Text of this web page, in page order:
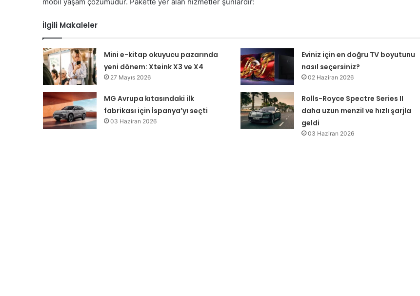
İlgili Makaleler
Mini e-kitap okuyucu pazarında
yeni dönem: Xteink X3 ve X4
27 Mayıs 2026
Eviniz için en doğru TV boyutunu
nasıl seçersiniz?
02 Haziran 2026
MG Avrupa kıtasındaki ilk
fabrikası için İspanya’yı seçti
03 Haziran 2026
Rolls-Royce Spectre Series II
daha uzun menzil ve hızlı şarjla
geldi
03 Haziran 2026